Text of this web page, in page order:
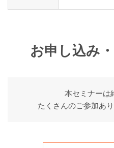
お申し込み
本セミナーは
たくさんのご参加あ